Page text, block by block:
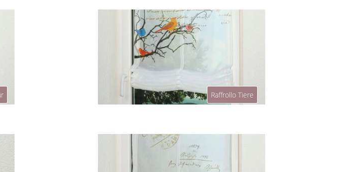
Raffrollo Tiere